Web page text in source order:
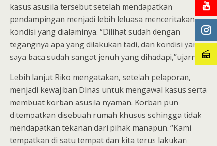
kasus asusila tersebut setelah mendapatkan
pendampingan menjadi lebih leluasa menceritakan
kondisi yang dialaminya. “Dilihat sudah dengan
tegangnya apa yang dilakukan tadi, dan kondisi yang
saya baca sudah sangat jenuh yang dihadapi,”ujarnya.
Lebih lanjut Riko mengatakan, setelah pelaporan,
menjadi kewajiban Dinas untuk mengawal kasus serta
membuat korban asusila nyaman. Korban pun
ditempatkan disebuah rumah khusus sehingga tidak
mendapatkan tekanan dari pihak manapun. “Kami
tempatkan di satu tempat dan kita terus lakukan